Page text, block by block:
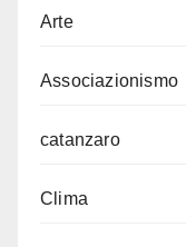
Arte
Associazionismo
catanzaro
Clima